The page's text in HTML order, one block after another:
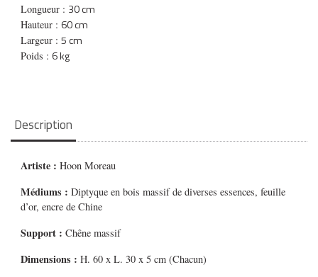
Longueur : 30 cm
Hauteur :60 cm
Largeur :5 cm
Poids :6 kg
Description
Artiste :Hoon Moreau
Médiums : Diptyque en bois massif de diverses essences, feuille
d’or, encre de Chine
Support : Chêne massif
Dimensions :H. 60 x L. 30 x 5 cm (Chacun)